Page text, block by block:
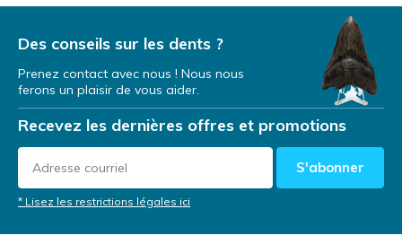
Des conseils sur les dents ?
Prenez contact avec nous ! Nous nous
ferons un plaisir de vous aider.
Recevez les dernières offres et promotions
S'abonner
* Lisez les restrictions légales ici